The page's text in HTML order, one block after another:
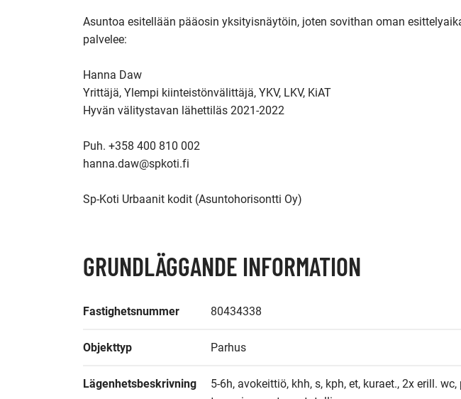
Asuntoa esitellään pääosin yksityisnäytöin, joten sovithan oman
palvelee:
Hanna Daw
Yrittäjä, Ylempi kiinteistönvälittäjä, YKV, LKV, KiAT
Hyvän välitystavan lähettiläs 2021-2022
Puh. +358 400 810 002
hanna.daw@spkoti.fi
GRUNDLÄGGANDE INFORMATION
Fastighetsnummer 80434338
Objekttyp Parhus
Lägenhetsbeskrivning
5-6h, avokeittiö, khh, s, kph, et, kuraet., 2x erill. wc,